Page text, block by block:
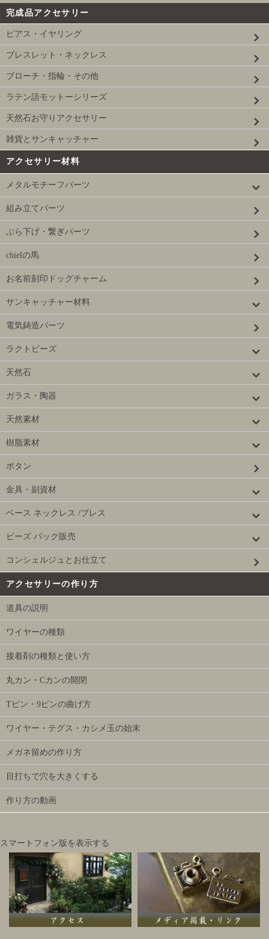
完成品アクセサリー
ピアス・イヤリング
ブレスレット・ネックレス
ブローチ・指輪・その他
ラテン語モットーシリーズ
天然石お守りアクセサリー
雑貨とサンキャッチャー
アクセサリー材料
メタルモチーフパーツ
組み立てパーツ
ぶら下げ・繋ぎパーツ
chielの馬
お名前刻印ドッグチャーム
サンキャッチャー材料
電気鋳造パーツ
ラクトビーズ
天然石
ガラス・陶器
天然素材
樹脂素材
ボタン
金具・副資材
ベース ネックレス /ブレス
ビーズ パック販売
コンシェルジュとお仕立て
アクセサリーの作り方
道具の説明
ワイヤーの種類
接着剤の種類と使い方
丸カン・Cカンの開閉
Tピン・9ピンの曲げ方
ワイヤー・テグス・カシメ玉の始末
メガネ留めの作り方
目打ちで穴を大きくする
作り方の動画
スマートフォン版を表示する